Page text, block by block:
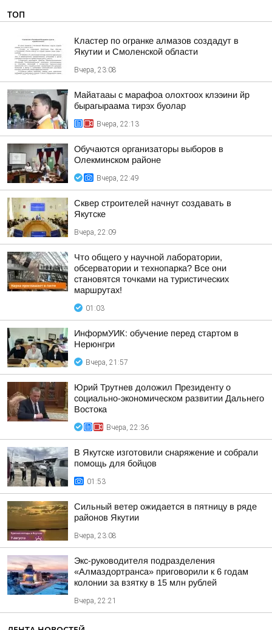
ТОП
Кластер по огранке алмазов создадут в
Якутии и Смоленской области
Вчера, 23:08
Майатааы с марафоа олохтоох клээини йр
бырагыраама тирэх буолар
Вчера, 22:13
Обучаются организаторы выборов в
Олекминском районе
Вчера, 22:49
Сквер строителей начнут создавать в
Якутске
Вчера, 22:09
Что общего у научной лаборатории,
обсерватории и технопарка? Все они
становятся точками на туристических
маршрутах!
01:03
ИнформУИК: обучение перед стартом в
Нерюнгри
Вчера, 21:57
Юрий Трутнев доложил Президенту о
социально-экономическом развитии Дальнего
Востока
Вчера, 22:36
В Якутске изготовили снаряжение и собрали
помощь для бойцов
01:53
Сильный ветер ожидается в пятницу в ряде
районов Якутии
Вчера, 23:08
Экс-руководителя подразделения
«Алмаздортранса» приговорили к 6 годам
колонии за взятку в 15 млн рублей
Вчера, 22:21